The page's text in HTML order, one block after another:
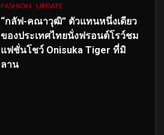
FASHION UPDATE
“กลัฟ-คณาวุฒิ” ตัวแทนหนึ่งเดียว
ของประเทศไทยนั่งฟรอนต์โรว์ชม
แฟชั่นโชว์ Onisuka Tiger ที่มิ
ลาน